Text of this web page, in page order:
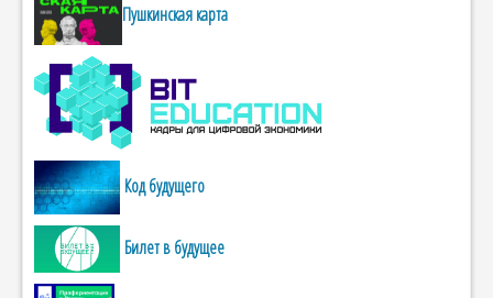
Пушкинская карта
Код будущего
Билет в будущее